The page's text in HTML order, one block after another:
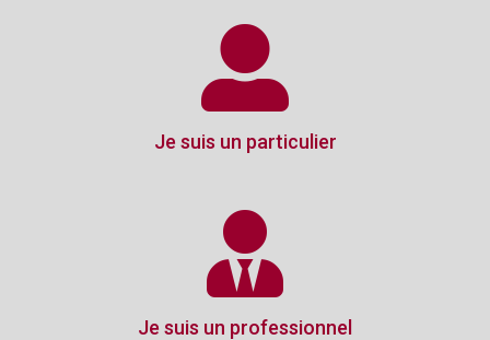
Je suis un particulier
Je suis un professionnel